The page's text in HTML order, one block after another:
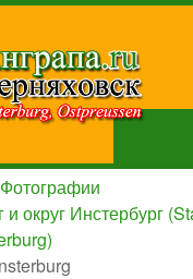
Фотографии
и округ Инстербург